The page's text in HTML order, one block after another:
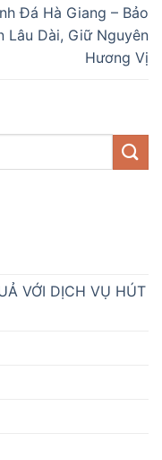
Đá Hà Giang – Bảo
Lâu Dài, Giữ Nguyên
Hương Vị
VỚI DỊCH VỤ HÚT